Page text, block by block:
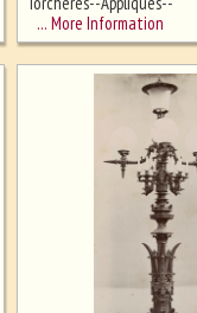
Lampadaires
… More Information